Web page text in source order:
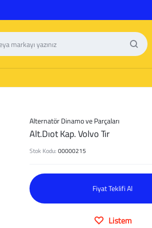
Alternatör Dinamo ve Parçaları
Alt.Dıot Kap. Volvo Tır
Stok Kodu:00000215
Fiyat Teklifi Al
Listem